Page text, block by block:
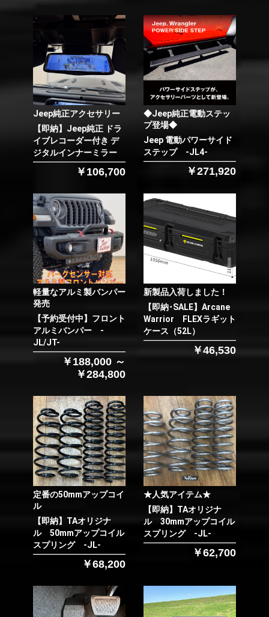
Jeep純正アクセサリー
【即納】Jeep純正 ドラ
イブレコーダー付き デ
ジタルインナーミラー
￥106,700
◆Jeep純正電動ステッ
プ登場◆
Jeep 電動パワーサイド
ステップ -JL4-
￥271,920
軽量なアルミ製バンパー
発売
【予約受付中】フロント
アルミバンパー -
JL/JT-
￥188,000 ～
￥284,800
新製品入荷しました！
【即納･SALE】Arcane
Warrior FLEXラギット
ケース（52L）
￥46,530
定番の50mmアップコイ
ル
【即納】TAオリジナ
ル 50mmアップコイル
スプリング -JL-
￥68,200
★人気アイテム★
【即納】TAオリジナ
ル 30mmアップコイル
スプリング -JL-
￥62,700